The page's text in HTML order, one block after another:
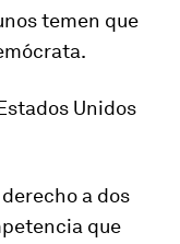
temen que
Unidos
a dos
que